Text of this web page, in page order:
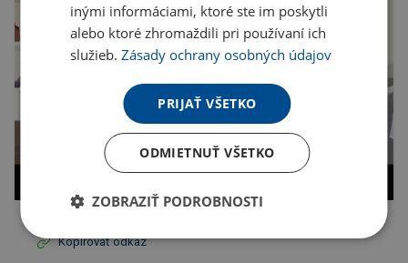
Kopírovať odkaz
inými informáciami, ktoré ste im poskytli
alebo ktoré zhromaždili pri používaní ich
služieb.Zásady ochrany osobných údajov
PRIJAŤ VŠETKO
ODMIETNUŤ VŠETKO
ZOBRAZIŤ PODROBNOSTI